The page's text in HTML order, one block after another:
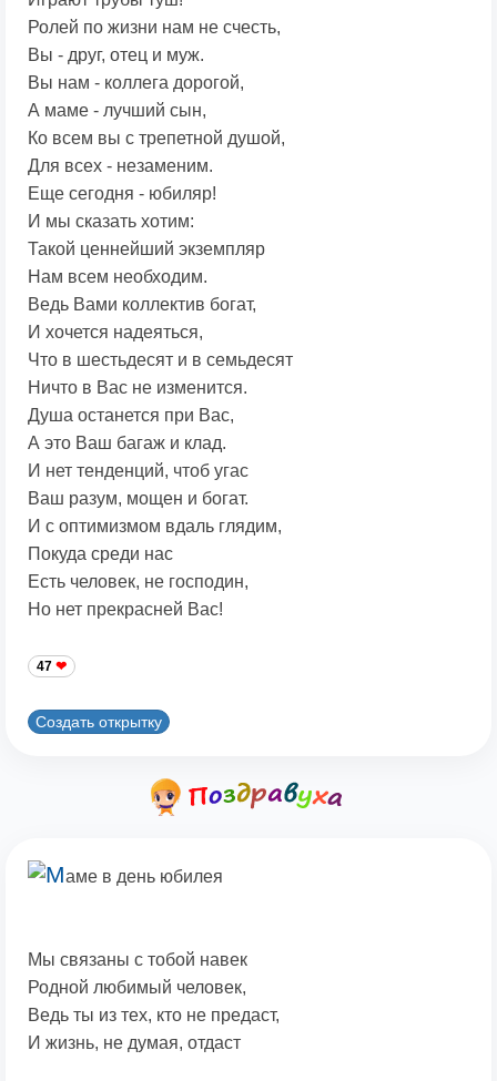
Ролей по жизни нам не счесть,
Вы - друг, отец и муж.
Вы нам - коллега дорогой,
А маме - лучший сын,
Ко всем вы с трепетной душой,
Для всех - незаменим.
Еще сегодня - юбиляр!
И мы сказать хотим:
Такой ценнейший экземпляр
Нам всем необходим.
Ведь Вами коллектив богат,
И хочется надеяться,
Что в шестьдесят и в семьдесят
Ничто в Вас не изменится.
Душа останется при Вас,
А это Ваш багаж и клад.
И нет тенденций, чтоб угас
Ваш разум, мощен и богат.
И с оптимизмом вдаль глядим,
Покуда среди нас
Есть человек, не господин,
Но нет прекрасней Вас!
47
Создать открытку
Мы связаны с тобой навек
Родной любимый человек,
Ведь ты из тех, кто не предаст,
И жизнь, не думая, отдаст